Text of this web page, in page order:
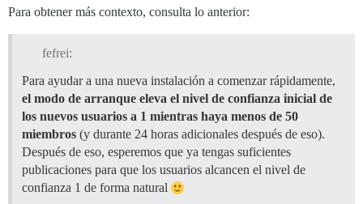
Para obtener más contexto, consulta lo anterior:
fefrei:
Para ayudar a una nueva instalación a comenzar rápidamente,
el modo de arranque eleva el nivel de confianza inicial de
los nuevos usuarios a 1 mientras haya menos de 50
miembros (y durante 24 horas adicionales después de eso).
Después de eso, esperemos que ya tengas suficientes
publicaciones para que los usuarios alcancen el nivel de
confianza 1 de forma natural